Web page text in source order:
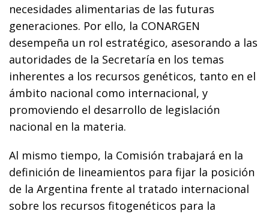
necesidades alimentarias de las futuras
generaciones. Por ello, la CONARGEN
desempeña un rol estratégico, asesorando a las
autoridades de la Secretaría en los temas
inherentes a los recursos genéticos, tanto en el
ámbito nacional como internacional, y
promoviendo el desarrollo de legislación
nacional en la materia.
Al mismo tiempo, la Comisión trabajará en la
definición de lineamientos para fijar la posición
de la Argentina frente al tratado internacional
sobre los recursos fitogenéticos para la